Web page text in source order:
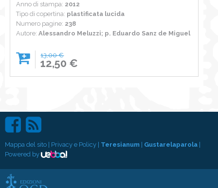
Anno di stampa: 2012
Tipo di copertina: plastificata lucida
Numero pagine: 238
Autore: Alessandro Meluzzi; p. Eduardo Sanz de Miguel
13,00 €
12,50 €
Mappa del sito Privacy e Policy Teresianum Gustarelaparola
Powered by